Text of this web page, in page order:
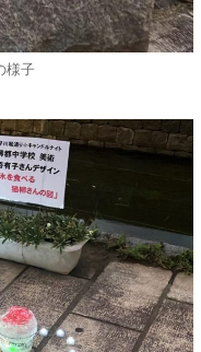
様子